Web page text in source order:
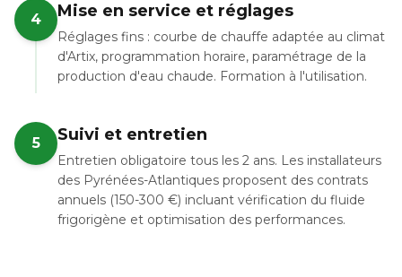
4 Mise en service et réglages
Réglages fins : courbe de chauffe adaptée au climat
d'Artix, programmation horaire, paramétrage de la
production d'eau chaude. Formation à l'utilisation.
5 Suivi et entretien
Entretien obligatoire tous les 2 ans. Les installateurs
des Pyrénées-Atlantiques proposent des contrats
annuels (150-300 €) incluant vérification du fluide
frigorigène et optimisation des performances.